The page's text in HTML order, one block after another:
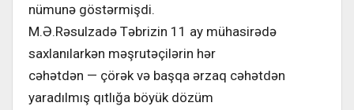
nümunə göstərmişdi.
M.Ə.Rəsulzadə Təbrizin 11 ay mühasirədə
saxlanılarkən məşrutəçilərin hər
cəhətdən — çörək və başqa ərzaq cəhətdən
yaradılmış qıtlığa böyük dözüm